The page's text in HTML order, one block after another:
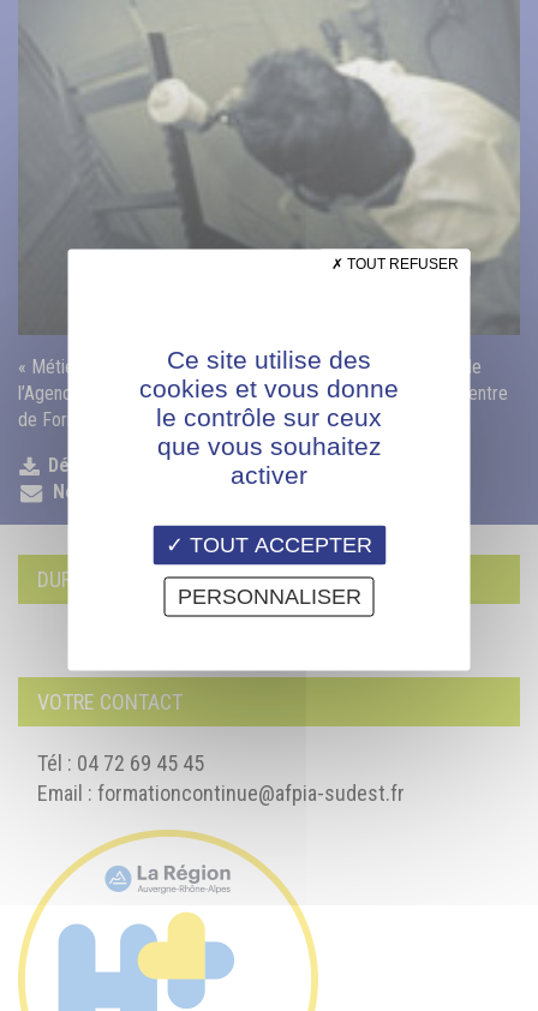
« Métiers de la Conception, de la Fabrication, de la Finition, de
l’Agencement, du négoce et de la Vente : l’AFPIA Sud-Est, Centre
de Formation de l’Aménagement de l’Habitat, vous forme »
Déposer mon CV
Nous contacter
DURÉE DE LA FORMATION
VOTRE CONTACT
Tél : 04 72 69 45 45
Email : formationcontinue@afpia-sudest.fr
Ce site utilise des
cookies et vous donne
le contrôle sur ceux
que vous souhaitez
activer
TOUT ACCEPTER
TOUT REFUSER
PERSONNALISER